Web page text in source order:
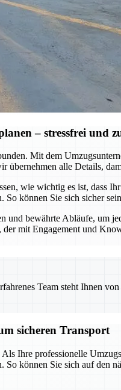
– stressfrei und
Mit dem
alle Details,
wie wichtig es ist,
können Sie sich sicher
und bewährte Abläufe,
mit Engagement und
Team steht Ihnen
sicheren Transport
Ihre professionelle
können Sie sich auf den